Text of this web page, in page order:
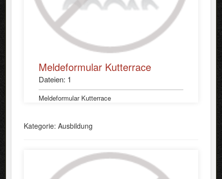
Meldeformular Kutterrace
Dateien: 1
Meldeformular Kutterrace
Kategorie: Ausbildung